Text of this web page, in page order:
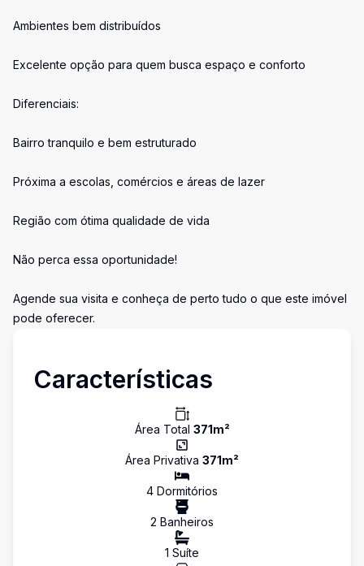
Ambientes bem distribuídos
Excelente opção para quem busca espaço e conforto
Diferenciais:
Bairro tranquilo e bem estruturado
Próxima a escolas, comércios e áreas de lazer
Região com ótima qualidade de vida
Não perca essa oportunidade!
Agende sua visita e conheça de perto tudo o que este imóvel
pode oferecer.
Características
Área Total 371m²
Área Privativa 371m²
4 Dormitórios
2 Banheiros
1 Suíte